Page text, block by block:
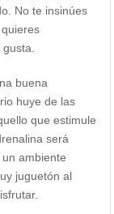
No te insinúes
buena
huye de las
que estimule
será
ambiente
juguetón al